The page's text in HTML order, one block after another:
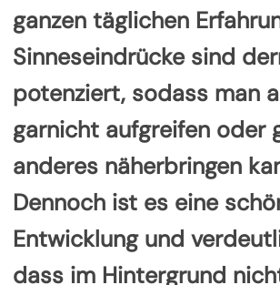
ganzen täglichen
Sinneseindrücke sind
potenziert, sodass man
garnicht aufgreifen oder
anderes näherbringen
Dennoch ist es eine
Entwicklung und
dass im Hintergrund